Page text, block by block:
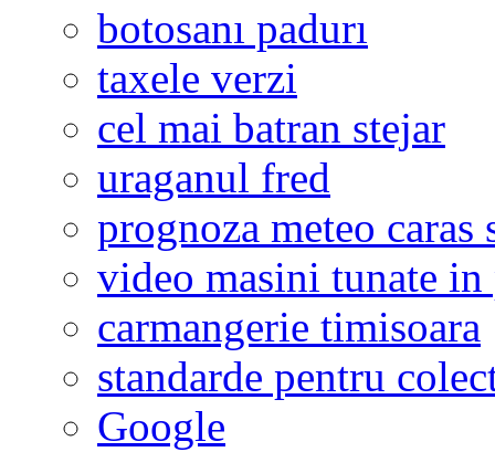
botosanı padurı
taxele verzi
cel mai batran stejar
uraganul fred
prognoza meteo
video masini tunate
carmangerie timisoara
standarde pentru
Google